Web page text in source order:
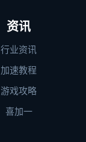
资讯
行业资讯
加速教程
游戏攻略
喜加一